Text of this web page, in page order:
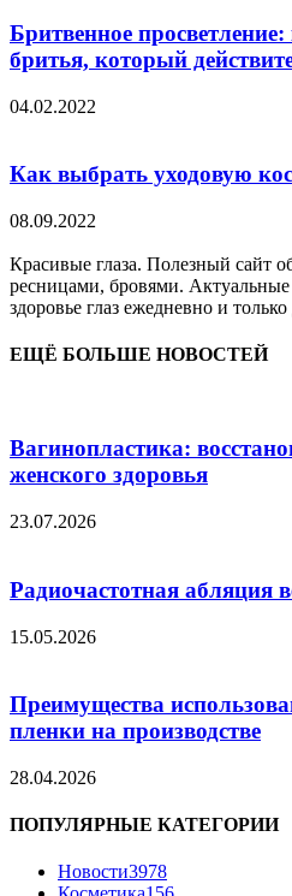
Бритвенное
бритья, который
04.02.2022
Как выбрать уходовую
08.09.2022
Красивые глаза. Полезный сайт
ресницами, бровями. Актуальные
здоровье глаз ежедневно и
ЕЩЁ БОЛЬШЕ НОВОСТЕЙ
Вагинопластика:
женского здоровья
23.07.2026
Радиочастотная абляция
15.05.2026
Преимущества
пленки на производстве
28.04.2026
ПОПУЛЯРНЫЕ КАТЕГОРИИ
Новости3978